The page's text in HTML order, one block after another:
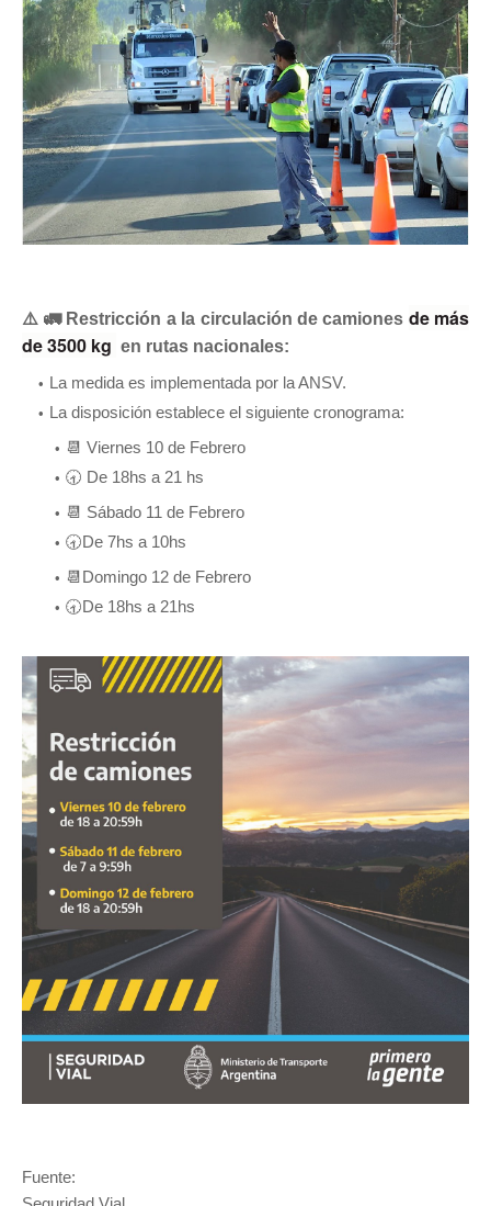
⚠️ 🚛 Restricción a la circulación de camiones de más
de 3500 kg en rutas nacionales:
La medida es implementada por la ANSV.
La disposición establece el siguiente cronograma:
📆 Viernes 10 de Febrero
🕣 De 18hs a 21 hs
📆 Sábado 11 de Febrero
🕣De 7hs a 10hs
📆Domingo 12 de Febrero
🕣De 18hs a 21hs
Fuente: